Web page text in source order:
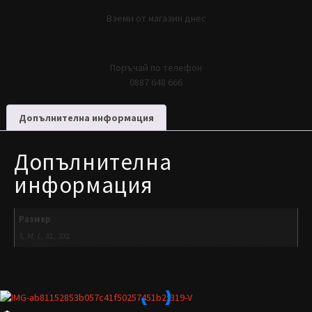
Вземи от магазин днес
Поръчай по телефон
0887 648 666
Допълнителна информация
Допълнителна
информация
Размер
S, M, L, XL, XXL